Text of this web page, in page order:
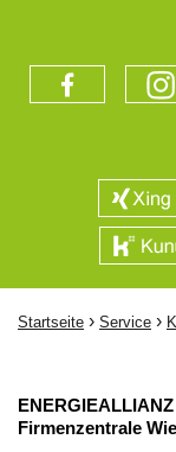
Startseite › Service ›
Firmenzentrale